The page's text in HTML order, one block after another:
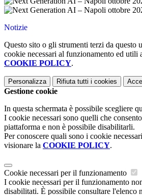
Notizie
Questo sito o gli strumenti terzi da questo
cookie necessari al funzionamento ed utili
COOKIE POLICY.
Personalizza Rifiuta tutti i cookies
Gestione cookie
In questa schermata è possibile scegliere
I cookie necessari sono quelli che
piattaforma e non è possibile disabilitarli.
Per conoscere quali sono i cookie
visionare la COOKIE POLICY.
Cookie necessari per il funzionamento
I cookie necessari per il funzionamento
disabilitati. È possibile consultare l'elenco